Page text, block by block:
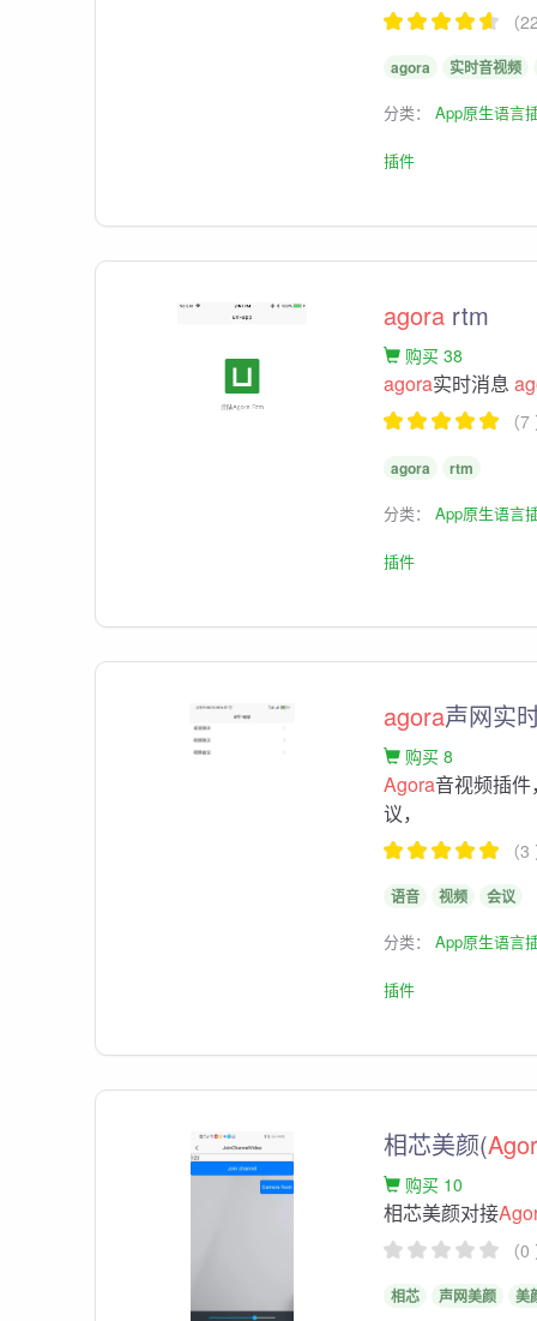
（
agora 实时音视频
分类：App原生语言
插件
agora rtm
购买 38
agora实时消息
（
agora rtm
分类：App原生语言
插件
agora声网实
购买 8
Agora音视频插
议，
（
语音 视频 会议
分类：App原生语言
插件
相芯美颜(
购买 10
相芯美颜对接
（
相芯 声网美颜 美